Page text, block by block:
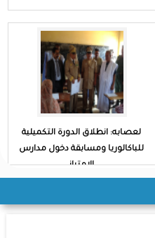
لعصابه: انطلاق الدورة التكميلية
للباكالوريا ومسابقة دخول مدارس
الامتياز